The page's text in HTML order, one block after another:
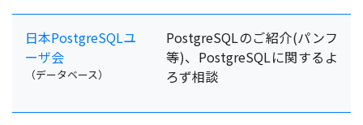
日本PostgreSQLユ
ーザ会
（データベース）
PostgreSQLのご紹介(パンフ
等)、PostgreSQLに関するよ
ろず相談